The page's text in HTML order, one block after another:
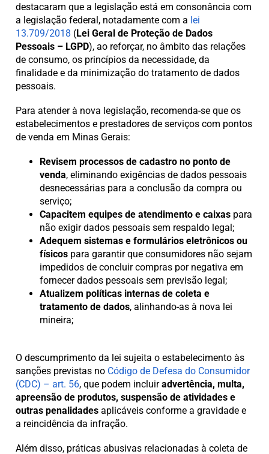
destacaram que a legislação está em consonância com
a legislação federal, notadamente com a lei
13.709/2018 (Lei Geral de Proteção de Dados
Pessoais – LGPD), ao reforçar, no âmbito das relações
de consumo, os princípios da necessidade, da
finalidade e da minimização do tratamento de dados
pessoais.
Para atender à nova legislação, recomenda-se que os
estabelecimentos e prestadores de serviços com pontos
de venda em Minas Gerais:
Revisem processos de cadastro no ponto de
venda, eliminando exigências de dados pessoais
desnecessárias para a conclusão da compra ou
serviço;
Capacitem equipes de atendimento e caixas para
não exigir dados pessoais sem respaldo legal;
Adequem sistemas e formulários eletrônicos ou
físicos para garantir que consumidores não sejam
impedidos de concluir compras por negativa em
fornecer dados pessoais sem previsão legal;
Atualizem políticas internas de coleta e
tratamento de dados, alinhando-as à nova lei
mineira;
O descumprimento da lei sujeita o estabelecimento às
sanções previstas no Código de Defesa do Consumidor
(CDC) – art. 56, que podem incluiradvertência, multa,
apreensão de produtos, suspensão de atividades e
outras penalidades aplicáveis conforme a gravidade e
a reincidência da infração.
Além disso, práticas abusivas relacionadas à coleta de